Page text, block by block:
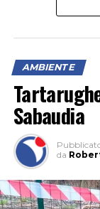
AMBIENTE
Sabaudia
da